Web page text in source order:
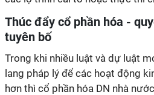
Thúc đẩy cổ phần hóa -
tuyên bố
Trong khi nhiều luật và dự luật
lang pháp lý để các hoạt động
hơn thì cổ phần hóa DN nhà